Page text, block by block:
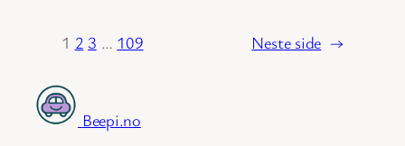
1 2 3 … 109 Neste side →
Beepi.no